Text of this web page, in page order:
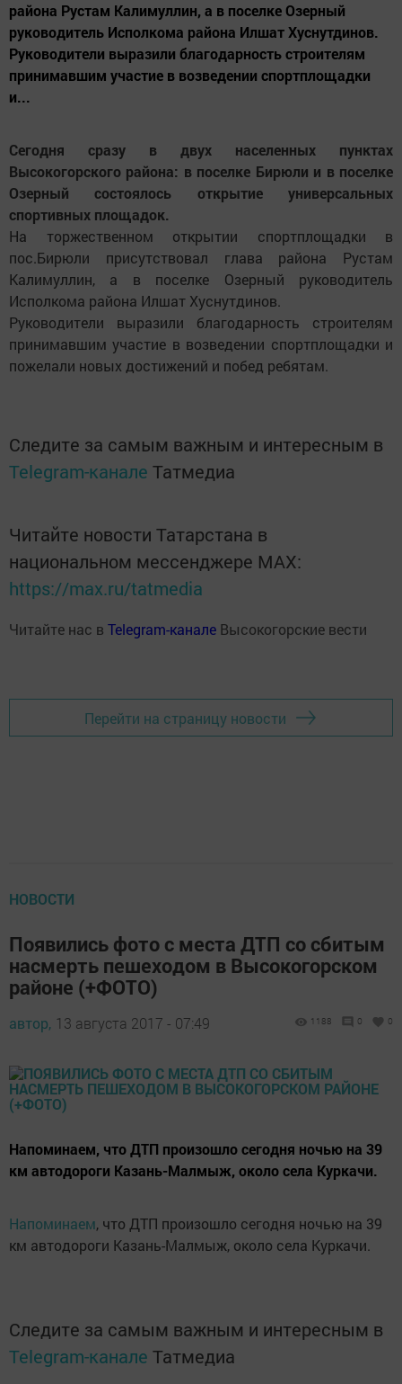
района Рустам Калимуллин, а в поселке Озерный
руководитель Исполкома района Илшат Хуснутдинов.
Руководители выразили благодарность строителям
принимавшим участие в возведении спортплощадки
и...
Сегодня сразу в двух населенных пунктах
Высокогорского района: в поселке Бирюли и в поселке
Озерный состоялось открытие универсальных
спортивных площадок.
На торжественном открытии спортплощадки в
пос.Бирюли присутствовал глава района Рустам
Калимуллин, а в поселке Озерный руководитель
Исполкома района Илшат Хуснутдинов.
Руководители выразили благодарность строителям
принимавшим участие в возведении спортплощадки и
пожелали новых достижений и побед ребятам.
Следите за самым важным и интересным в
Telegram-канале Татмедиа
Читайте новости Татарстана в
национальном мессенджере MАХ:
https://max.ru/tatmedia
Читайте нас в Telegram-канале Высокогорские вести
Перейти на страницу новости
НОВОСТИ
Появились фото с места ДТП со сбитым
насмерть пешеходом в Высокогорском
районе (+ФОТО)
автор, 13 августа 2017 - 07:49 1188 0 0
Напоминаем, что ДТП произошло сегодня ночью на 39
км автодороги Казань-Малмыж, около села Куркачи.
Напоминаем, что ДТП произошло сегодня ночью на 39
км автодороги Казань-Малмыж, около села Куркачи.
Следите за самым важным и интересным в
Telegram-канале Татмедиа